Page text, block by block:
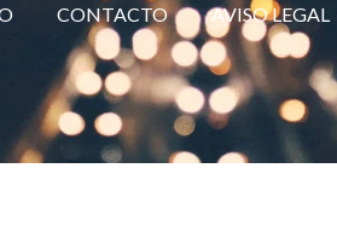
CONTACTO AVISO LEGAL